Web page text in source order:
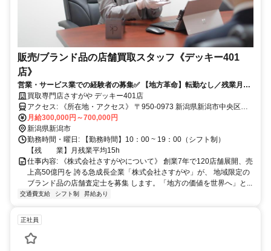
販売/ブランド品の店舗買取スタッフ《デッキー401
店》
営業・サービス業での経験者の募集✅ 【地方革命】転勤なし／残業月平
均15時間／ベストベンチャー100選出✨
買取専門店さすがや デッキー401店
アクセス: 《所在地・アクセス》 〒950-0973 新潟県新潟市中央区上
近江4-12-20 デッキー401 B1F
月給300,000円～700,000円
新潟県新潟市
勤務時間・曜日: 【勤務時間】10：00 ~ 19：00（シフト制）
【残 業】月残業平均15h
仕事内容: 《株式会社さすがやについて》 創業7年で120店舗展開、売
上高50億円を 誇る急成長企業「株式会社さすがや」が、 地域限定の
ブランド品の店舗査定士を募集 します。「地方の価値を世界へ」と...
交通費支給 シフト制 昇給あり
正社員